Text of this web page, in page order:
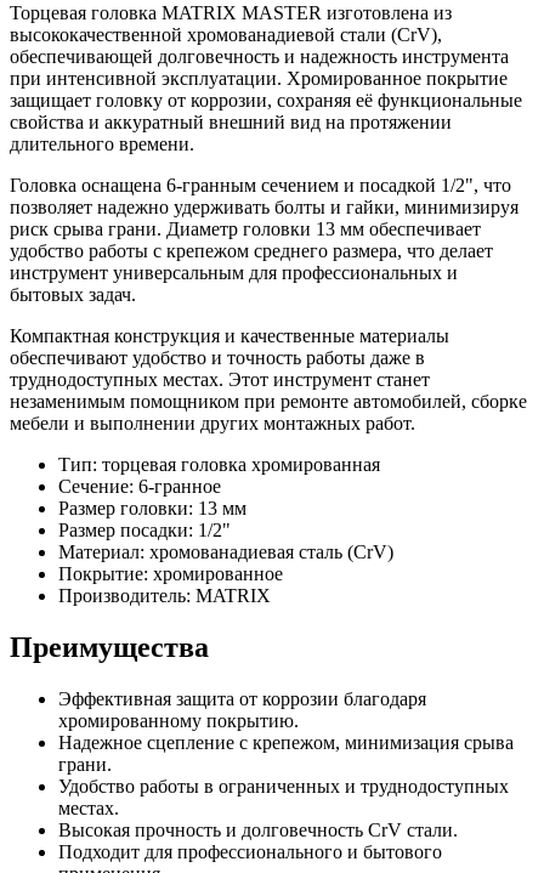
Торцевая головка MATRIX MASTER изготовлена из
высококачественной хромованадиевой стали (CrV),
обеспечивающей долговечность и надежность инструмента
при интенсивной эксплуатации. Хромированное покрытие
защищает головку от коррозии, сохраняя её функциональные
свойства и аккуратный внешний вид на протяжении
длительного времени.
Головка оснащена 6-гранным сечением и посадкой 1/2", что
позволяет надежно удерживать болты и гайки, минимизируя
риск срыва грани. Диаметр головки 13 мм обеспечивает
удобство работы с крепежом среднего размера, что делает
инструмент универсальным для профессиональных и
бытовых задач.
Компактная конструкция и качественные материалы
обеспечивают удобство и точность работы даже в
труднодоступных местах. Этот инструмент станет
незаменимым помощником при ремонте автомобилей, сборке
мебели и выполнении других монтажных работ.
Тип: торцевая головка хромированная
Сечение: 6-гранное
Размер головки: 13 мм
Размер посадки: 1/2"
Материал: хромованадиевая сталь (CrV)
Покрытие: хромированное
Производитель: MATRIX
Преимущества
Эффективная защита от коррозии благодаря
хромированному покрытию.
Надежное сцепление с крепежом, минимизация срыва
грани.
Удобство работы в ограниченных и труднодоступных
местах.
Высокая прочность и долговечность CrV стали.
Подходит для профессионального и бытового